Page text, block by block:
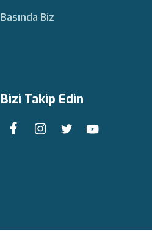
Basında Biz
Bizi Takip Edin